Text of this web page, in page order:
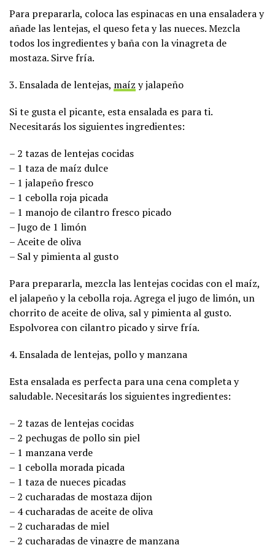
Para prepararla, coloca las espinacas en una ensaladera y
añade las lentejas, el queso feta y las nueces. Mezcla
todos los ingredientes y baña con la vinagreta de
mostaza. Sirve fría.
3. Ensalada de lentejas, maíz y jalapeño
Si te gusta el picante, esta ensalada es para ti.
Necesitarás los siguientes ingredientes:
– 2 tazas de lentejas cocidas
– 1 taza de maíz dulce
– 1 jalapeño fresco
– 1 cebolla roja picada
– 1 manojo de cilantro fresco picado
– Jugo de 1 limón
– Aceite de oliva
– Sal y pimienta al gusto
Para prepararla, mezcla las lentejas cocidas con el maíz,
el jalapeño y la cebolla roja. Agrega el jugo de limón, un
chorrito de aceite de oliva, sal y pimienta al gusto.
Espolvorea con cilantro picado y sirve fría.
4. Ensalada de lentejas, pollo y manzana
Esta ensalada es perfecta para una cena completa y
saludable. Necesitarás los siguientes ingredientes:
– 2 tazas de lentejas cocidas
– 2 pechugas de pollo sin piel
– 1 manzana verde
– 1 cebolla morada picada
– 1 taza de nueces picadas
– 2 cucharadas de mostaza dijon
– 4 cucharadas de aceite de oliva
– 2 cucharadas de miel
– 2 cucharadas de vinagre de manzana